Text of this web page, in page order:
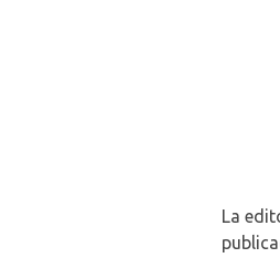
La